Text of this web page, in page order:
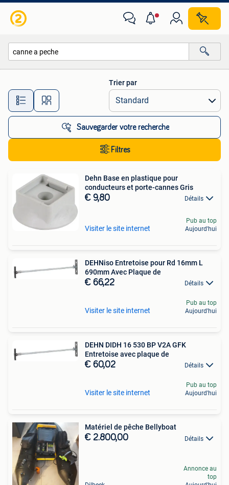
Toutes les distances…
Trier par
Sauvegarder votre recherche
Filtres
Dehn Base en plastique pour
conducteurs et porte-cannes Gris
€ 9,80 Détails
Visiter le site internet
Pub au top
Aujourd'hui
DEHNiso Entretoise pour Rd 16mm L
690mm Avec Plaque de
€ 66,22 Détails
Visiter le site internet
Pub au top
Aujourd'hui
DEHN DIDH 16 530 BP V2A GFK
Entretoise avec plaque de
€ 60,02 Détails
Visiter le site internet
Pub au top
Aujourd'hui
Matériel de pêche Bellyboat
€ 2.800,00 Détails
Annonce au
top